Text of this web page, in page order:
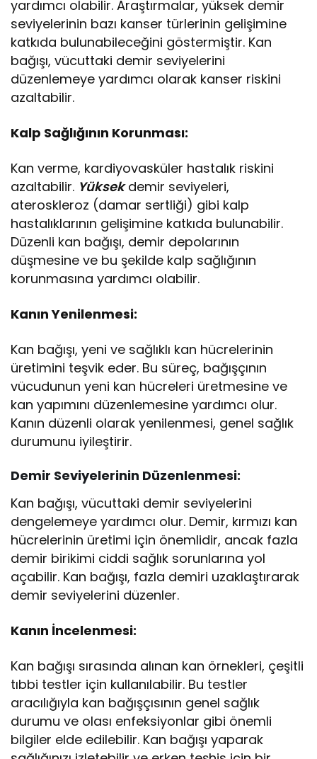
yardımcı olabilir. Araştırmalar, yüksek demir
seviyelerinin bazı kanser türlerinin gelişimine
katkıda bulunabileceğini göstermiştir. Kan
bağışı, vücuttaki demir seviyelerini
düzenlemeye yardımcı olarak kanser riskini
azaltabilir.
Kalp Sağlığının Korunması:
Kan verme, kardiyovasküler hastalık riskini
azaltabilir. Yüksekdemir seviyeleri,
ateroskleroz (damar sertliği) gibi kalp
hastalıklarının gelişimine katkıda bulunabilir.
Düzenli kan bağışı, demir depolarının
düşmesine ve bu şekilde kalp sağlığının
korunmasına yardımcı olabilir.
Kanın Yenilenmesi:
Kan bağışı, yeni ve sağlıklı kan hücrelerinin
üretimini teşvik eder. Bu süreç, bağışçının
vücudunun yeni kan hücreleri üretmesine ve
kan yapımını düzenlemesine yardımcı olur.
Kanın düzenli olarak yenilenmesi, genel sağlık
durumunu iyileştirir.
Demir Seviyelerinin Düzenlenmesi:
Kan bağışı, vücuttaki demir seviyelerini
dengelemeye yardımcı olur. Demir, kırmızı kan
hücrelerinin üretimi için önemlidir, ancak fazla
demir birikimi ciddi sağlık sorunlarına yol
açabilir. Kan bağışı, fazla demiri uzaklaştırarak
demir seviyelerini düzenler.
Kanın İncelenmesi:
Kan bağışı sırasında alınan kan örnekleri, çeşitli
tıbbi testler için kullanılabilir. Bu testler
aracılığıyla kan bağışçısının genel sağlık
durumu ve olası enfeksiyonlar gibi önemli
bilgiler elde edilebilir. Kan bağışı yaparak